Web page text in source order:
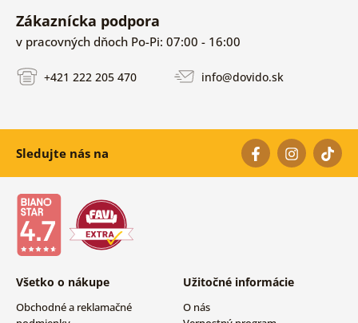
Zákaznícka podpora
v pracovných dňoch Po-Pi: 07:00 - 16:00
+421 222 205 470 info@dovido.sk
Sledujte nás na
Všetko o nákupe
Obchodné a reklamačné
Užitočné informácie
O nás